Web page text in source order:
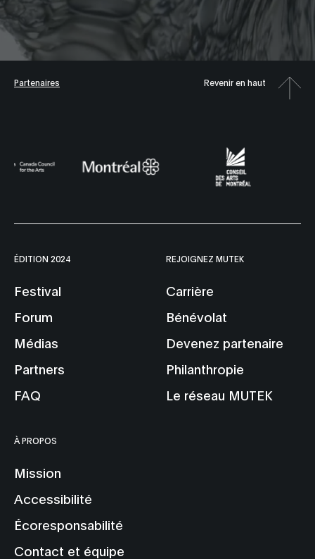
Partenaires Revenir en haut
ÉDITION 2024
Festival
Forum
Médias
Partners
FAQ
REJOIGNEZ MUTEK
Carrière
Bénévolat
Devenez partenaire
Philanthropie
Le réseau MUTEK
À PROPOS
Mission
Accessibilité
Écoresponsabilité
Contact et équipe